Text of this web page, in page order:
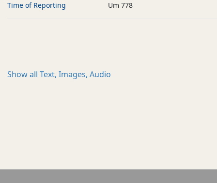
Time of Reporting Um 778
Show all Text, Images, Audio